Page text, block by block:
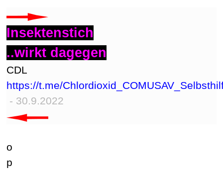
Insektenstich
..wirkt dagegen
CDL
https://t.me/
- 30.9.2022
o
p